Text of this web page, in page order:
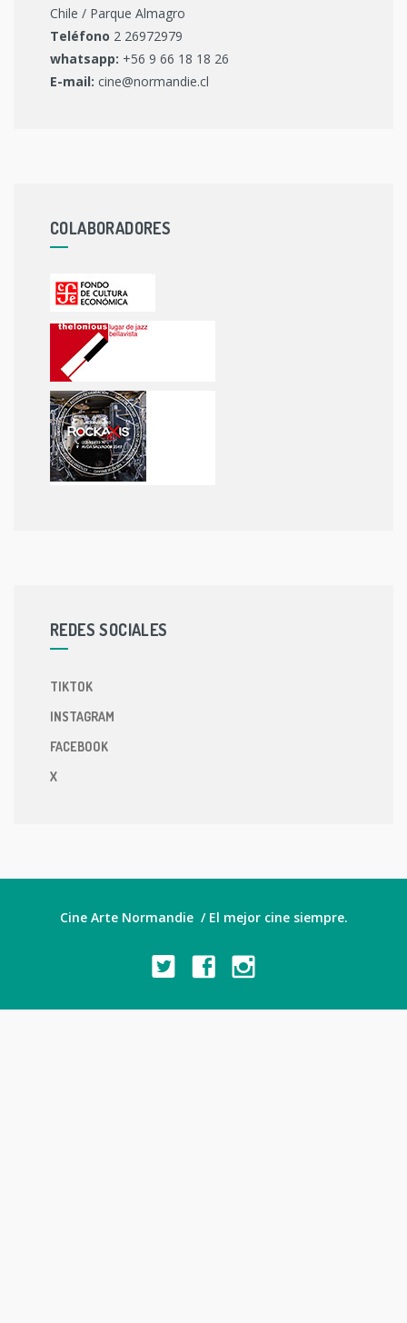
Chile / Parque Almagro
Teléfono 2 26972979
whatsapp: +56 9 66 18 18 26
E-mail: cine@normandie.cl
COLABORADORES
REDES SOCIALES
TIKTOK
INSTAGRAM
FACEBOOK
X
Cine Arte Normandie / El mejor cine siempre.